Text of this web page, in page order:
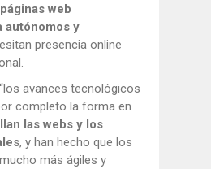
web
autónomos y
presencia online
avances tecnológicos
completo la forma en
las webs y los
, y han hecho que los
más ágiles y